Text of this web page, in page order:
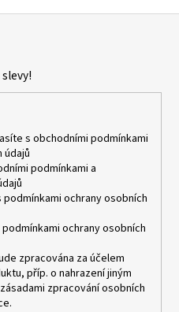
s obchodními podmínkami
údajů
podmínkami a
podmínkami ochrany osobních
podmínkami ochrany osobních
zpracována za účelem
příp. o nahrazení jiným
zpracování osobních